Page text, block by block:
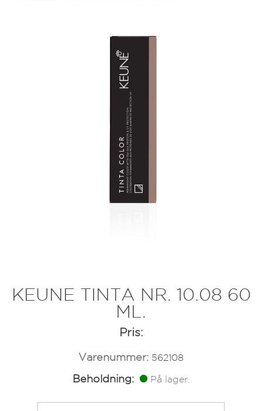
KEUNE TINTA NR. 10.08 60
ML.
Pris:
Varenummer: 562108
Beholdning: På lager.